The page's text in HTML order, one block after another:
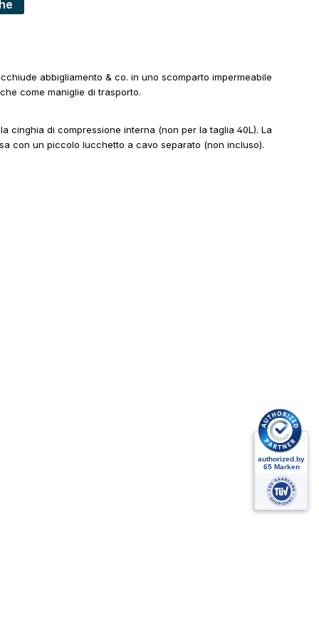
abbigliamento & co. in uno scomparto impermeabile
come maniglie di trasporto.
cinghia di compressione interna (non per la taglia 40L). La
con un piccolo lucchetto a cavo separato (non incluso).